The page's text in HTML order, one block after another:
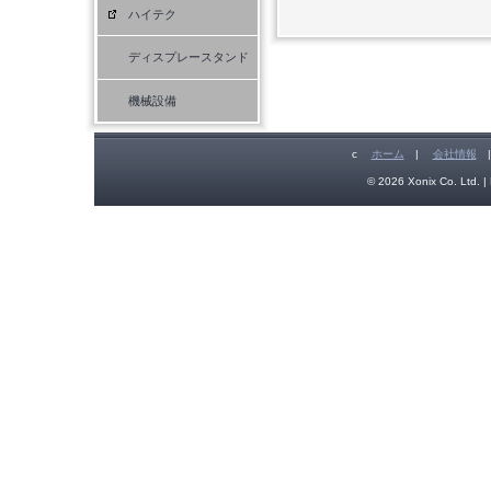
ハイテク
ディスプレースタンド
機械設備
c ホーム | 会社情報
© 2026 Xonix Co. Ltd. |